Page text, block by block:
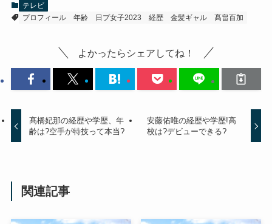
テレビ
プロフィール
年齢 日プ女子2023 経歴 金髪ギャル 髙畠百加
よかったらシェアしてね！
髙橋妃那の経歴や学歴、年
齢は?空手が特技って本当?
安藤佑唯の経歴や学歴!高
校は?デビューできる?
関連記事